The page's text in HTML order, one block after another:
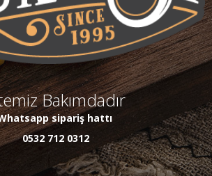
Bakımdadır
sipariş hattı
0532 712 0312